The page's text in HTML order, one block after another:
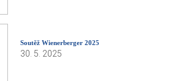
Soutěž Wienerberger 2025
30. 5. 2025